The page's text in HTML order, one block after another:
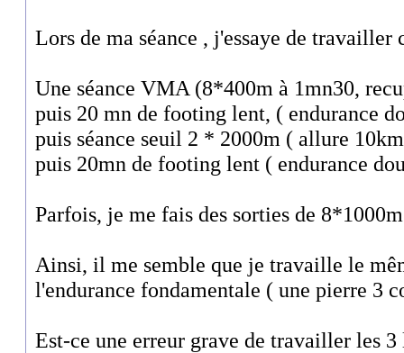
Lors de ma séance , j'essaye de travailler
Une séance VMA (8*400m à 1mn30,
puis 20 mn de footing lent, ( endurance
puis séance seuil 2 * 2000m ( allure
puis 20mn de footing lent ( endurance
Parfois, je me fais des sorties de
Ainsi, il me semble que je travaille le
l'endurance fondamentale ( une pierre 3
Est-ce une erreur grave de travailler les